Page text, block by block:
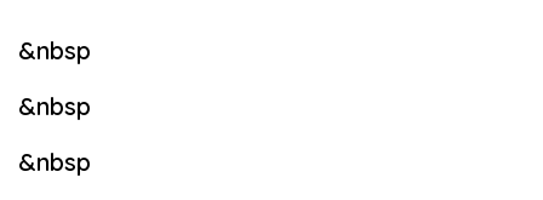
&nbsp
&nbsp
&nbsp